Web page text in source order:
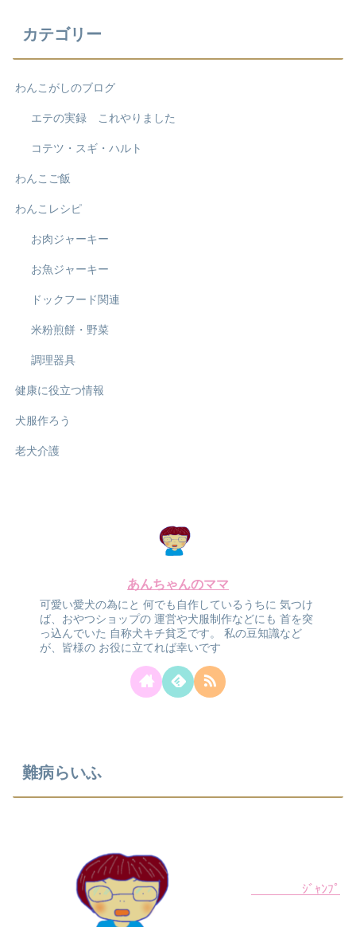
カテゴリー
わんこがしのブログ
エテの実録 これやりました
コテツ・スギ・ハルト
わんこご飯
わんこレシピ
お肉ジャーキー
お魚ジャーキー
ドックフード関連
米粉煎餅・野菜
調理器具
健康に役立つ情報
犬服作ろう
老犬介護
あんちゃんのママ
可愛い愛犬の為にと 何でも自作しているうちに 気つけ
ば、おやつショップの 運営や犬服制作などにも 首を突
っ込んでいた 自称犬キチ貧乏です。
私の豆知識など
が、皆様の お役に立てれば幸いです
難病らいふ
ｼﾞｬﾝﾌﾟ